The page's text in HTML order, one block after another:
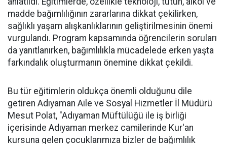
madde bağımlılığının zararlarına dikkat çekilirken,
sağlıklı yaşam alışkanlıklarının geliştirilmesinin önemi
vurgulandı. Program kapsamında öğrencilerin soruları
da yanıtlanırken, bağımlılıkla mücadelede erken yaşta
farkındalık oluşturmanın önemine dikkat çekildi.
Bu tür eğitimlerin oldukça önemli olduğunu dile
getiren Adıyaman Aile ve Sosyal Hizmetler İl Müdürü
Mesut Polat, "Adıyaman Müftülüğü ile iş birliği
içerisinde Adıyaman merkez camilerinde Kur'an
kursuna gelen çocuklarımıza bizler de bağımlılık